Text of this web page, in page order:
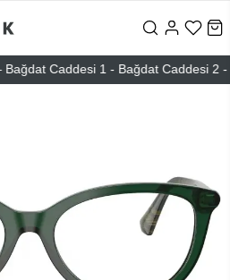
Caddesi 1 - Bağdat Caddesi 2 -